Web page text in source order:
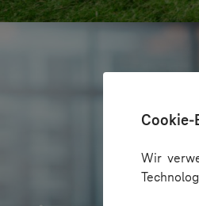
Wir